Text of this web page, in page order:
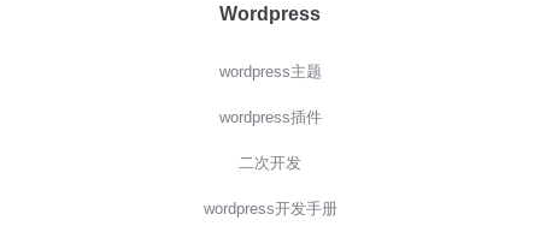
Wordpress
wordpress主题
wordpress插件
二次开发
wordpress开发手册